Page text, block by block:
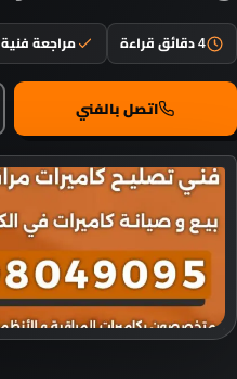
4 دقائق قراءة مراجعة فنية
اتصل بالفني